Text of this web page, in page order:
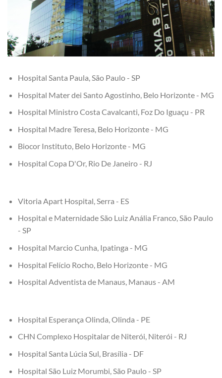
Hospital Santa Paula, São Paulo - SP
Hospital Mater dei Santo Agostinho, Belo Horizonte - MG
Hospital Ministro Costa Cavalcanti, Foz Do Iguaçu - PR
Hospital Madre Teresa, Belo Horizonte - MG
Biocor Instituto, Belo Horizonte - MG
Hospital Copa D'Or, Rio De Janeiro - RJ
Vitoria Apart Hospital, Serra - ES
Hospital e Maternidade São Luiz Anália Franco, São Paulo
- SP
Hospital Marcio Cunha, Ipatinga - MG
Hospital Felício Rocho, Belo Horizonte - MG
Hospital Adventista de Manaus, Manaus - AM
Hospital Esperança Olinda, Olinda - PE
CHN Complexo Hospitalar de Niterói, Niterói - RJ
Hospital Santa Lúcia Sul, Brasília - DF
Hospital São Luiz Morumbi, São Paulo - SP